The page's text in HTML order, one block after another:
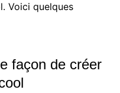
Voici quelques
façon de créer